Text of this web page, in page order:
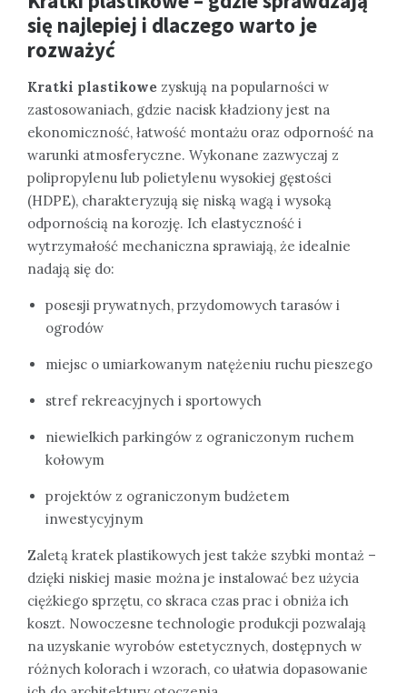
się najlepiej i dlaczego warto je
rozważyć
Kratki plastikowe zyskują na popularności w
zastosowaniach, gdzie nacisk kładziony jest na
ekonomiczność, łatwość montażu oraz odporność na
warunki atmosferyczne. Wykonane zazwyczaj z
polipropylenu lub polietylenu wysokiej gęstości
(HDPE), charakteryzują się niską wagą i wysoką
odpornością na korozję. Ich elastyczność i
wytrzymałość mechaniczna sprawiają, że idealnie
nadają się do:
posesji prywatnych, przydomowych tarasów i
ogrodów
miejsc o umiarkowanym natężeniu ruchu pieszego
stref rekreacyjnych i sportowych
niewielkich parkingów z ograniczonym ruchem
kołowym
projektów z ograniczonym budżetem
inwestycyjnym
Zaletą kratek plastikowych jest także szybki montaż –
dzięki niskiej masie można je instalować bez użycia
ciężkiego sprzętu, co skraca czas prac i obniża ich
koszt. Nowoczesne technologie produkcji pozwalają
na uzyskanie wyrobów estetycznych, dostępnych w
różnych kolorach i wzorach, co ułatwia dopasowanie